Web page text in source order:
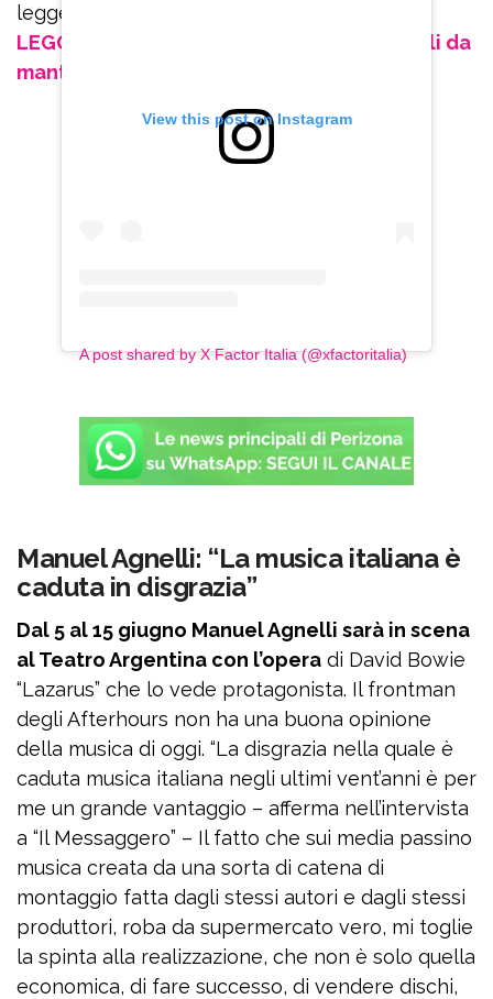
legge sui canali social del talent.
LEGGI ANCHE: Morgan senza soldi e tre figli da
mantenere: “Ho solo 50 euro in banca”
View this post on Instagram
A post shared by X Factor Italia (@xfactoritalia)
Manuel Agnelli: “La musica italiana è
caduta in disgrazia”
Dal 5 al 15 giugno Manuel Agnelli sarà in scena
al Teatro Argentina con l’opera di David Bowie
“Lazarus” che lo vede protagonista. Il frontman
degli Afterhours non ha una buona opinione
della musica di oggi. “La disgrazia nella quale è
caduta musica italiana negli ultimi vent’anni è per
me un grande vantaggio – afferma nell’intervista
a “Il Messaggero” – Il fatto che sui media passino
musica creata da una sorta di catena di
montaggio fatta dagli stessi autori e dagli stessi
produttori, roba da supermercato vero, mi toglie
la spinta alla realizzazione, che non è solo quella
economica, di fare successo, di vendere dischi,